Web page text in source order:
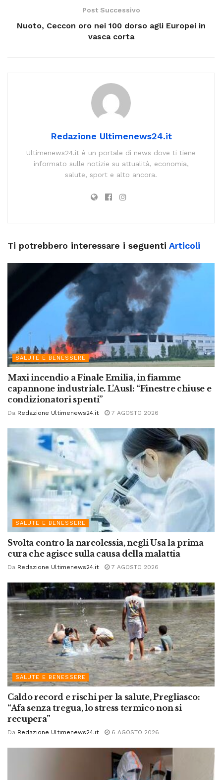
Post Successivo
Nuoto, Ceccon oro nei 100 dorso agli Europei in
vasca corta
Redazione Ultimenews24.it
Ultimenews24.it è un portale di news dove ti tiene
informato sulle notizie su attualità, economia,
salute, sport e alto ancora.
Ti potrebbero interessare i seguenti Articoli
SALUTE E BENESSERE
Maxi incendio a Finale Emilia, in fiamme
capannone industriale. L’Ausl: “Finestre chiuse e
condizionatori spenti”
Da Redazione Ultimenews24.it 7 AGOSTO 2026
SALUTE E BENESSERE
Svolta contro la narcolessia, negli Usa la prima
cura che agisce sulla causa della malattia
Da Redazione Ultimenews24.it 7 AGOSTO 2026
SALUTE E BENESSERE
Caldo record e rischi per la salute, Pregliasco:
“Afa senza tregua, lo stress termico non si
recupera”
Da Redazione Ultimenews24.it 6 AGOSTO 2026